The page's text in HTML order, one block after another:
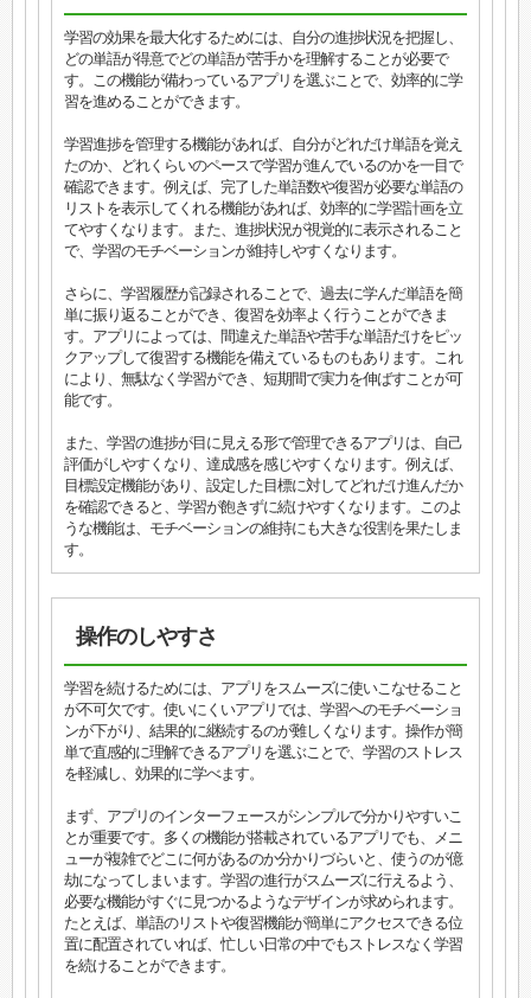
学習の効果を最大化するためには、自分の進捗状況を把握し、
どの単語が得意でどの単語が苦手かを理解することが必要で
す。この機能が備わっているアプリを選ぶことで、効率的に学
習を進めることができます。
学習進捗を管理する機能があれば、自分がどれだけ単語を覚え
たのか、どれくらいのペースで学習が進んでいるのかを一目で
確認できます。例えば、完了した単語数や復習が必要な単語の
リストを表示してくれる機能があれば、効率的に学習計画を立
てやすくなります。また、進捗状況が視覚的に表示されること
で、学習のモチベーションが維持しやすくなります。
さらに、学習履歴が記録されることで、過去に学んだ単語を簡
単に振り返ることができ、復習を効率よく行うことができま
す。アプリによっては、間違えた単語や苦手な単語だけをピッ
クアップして復習する機能を備えているものもあります。これ
により、無駄なく学習ができ、短期間で実力を伸ばすことが可
能です。
また、学習の進捗が目に見える形で管理できるアプリは、自己
評価がしやすくなり、達成感を感じやすくなります。例えば、
目標設定機能があり、設定した目標に対してどれだけ進んだか
を確認できると、学習が飽きずに続けやすくなります。このよ
うな機能は、モチベーションの維持にも大きな役割を果たしま
す。
操作のしやすさ
学習を続けるためには、アプリをスムーズに使いこなせること
が不可欠です。使いにくいアプリでは、学習へのモチベーショ
ンが下がり、結果的に継続するのが難しくなります。操作が簡
単で直感的に理解できるアプリを選ぶことで、学習のストレス
を軽減し、効果的に学べます。
まず、アプリのインターフェースがシンプルで分かりやすいこ
とが重要です。多くの機能が搭載されているアプリでも、メニ
ューが複雑でどこに何があるのか分かりづらいと、使うのが億
劫になってしまいます。学習の進行がスムーズに行えるよう、
必要な機能がすぐに見つかるようなデザインが求められます。
たとえば、単語のリストや復習機能が簡単にアクセスできる位
置に配置されていれば、忙しい日常の中でもストレスなく学習
を続けることができます。